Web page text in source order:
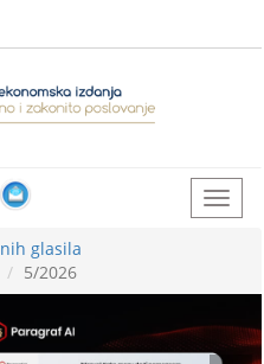
glasila
5/2026